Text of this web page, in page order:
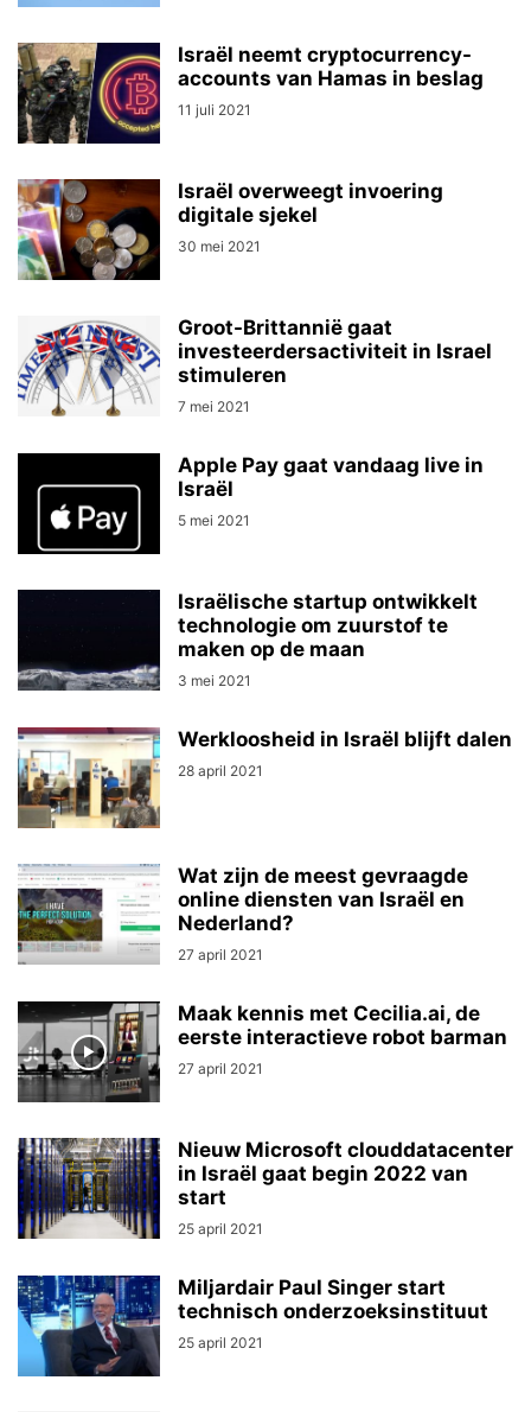
Israël neemt cryptocurrency-
accounts van Hamas in beslag
11 juli 2021
Israël overweegt invoering
digitale sjekel
30 mei 2021
Groot-Brittannië gaat
investeerdersactiviteit in Israel
stimuleren
7 mei 2021
Apple Pay gaat vandaag live in
Israël
5 mei 2021
Israëlische startup ontwikkelt
technologie om zuurstof te
maken op de maan
3 mei 2021
Werkloosheid in Israël blijft dalen
28 april 2021
Wat zijn de meest gevraagde
online diensten van Israël en
Nederland?
27 april 2021
Maak kennis met Cecilia.ai, de
eerste interactieve robot barman
27 april 2021
Nieuw Microsoft clouddatacenter
in Israël gaat begin 2022 van
start
25 april 2021
Miljardair Paul Singer start
technisch onderzoeksinstituut
25 april 2021